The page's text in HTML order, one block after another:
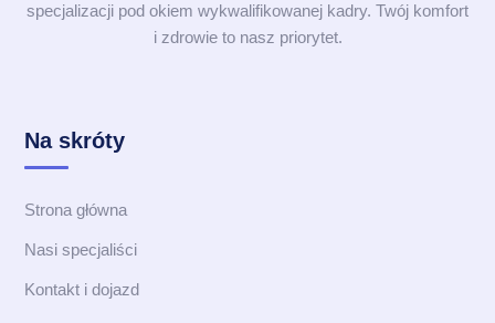
specjalizacji pod okiem wykwalifikowanej kadry. Twój komfort
i zdrowie to nasz priorytet.
Na skróty
Strona główna
Nasi specjaliści
Kontakt i dojazd